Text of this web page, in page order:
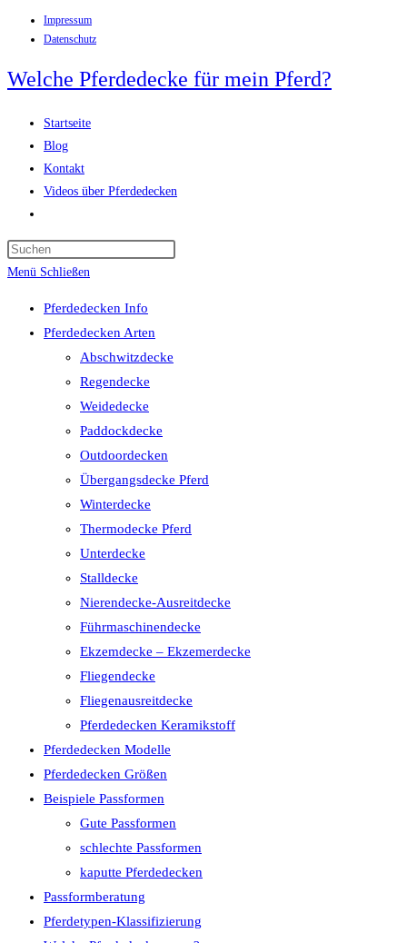
Inhalt
Impressum
Datenschutz
Welche Pferdedecke für mein Pferd?
Startseite
Blog
Kontakt
Videos über Pferdedecken
umschalten
Menü Schließen
Pferdedecken Info
Pferdedecken Arten
Abschwitzdecke
Regendecke
Weidedecke
Paddockdecke
Outdoordecken
Übergangsdecke Pferd
Winterdecke
Thermodecke Pferd
Unterdecke
Stalldecke
Nierendecke-Ausreitdecke
Führmaschinendecke
Ekzemdecke – Ekzemerdecke
Fliegendecke
Fliegenausreitdecke
Pferdedecken Keramikstoff
Pferdedecken Modelle
Pferdedecken Größen
Beispiele Passformen
Gute Passformen
schlechte Passformen
kaputte Pferdedecken
Passformberatung
Pferdetypen-Klassifizierung